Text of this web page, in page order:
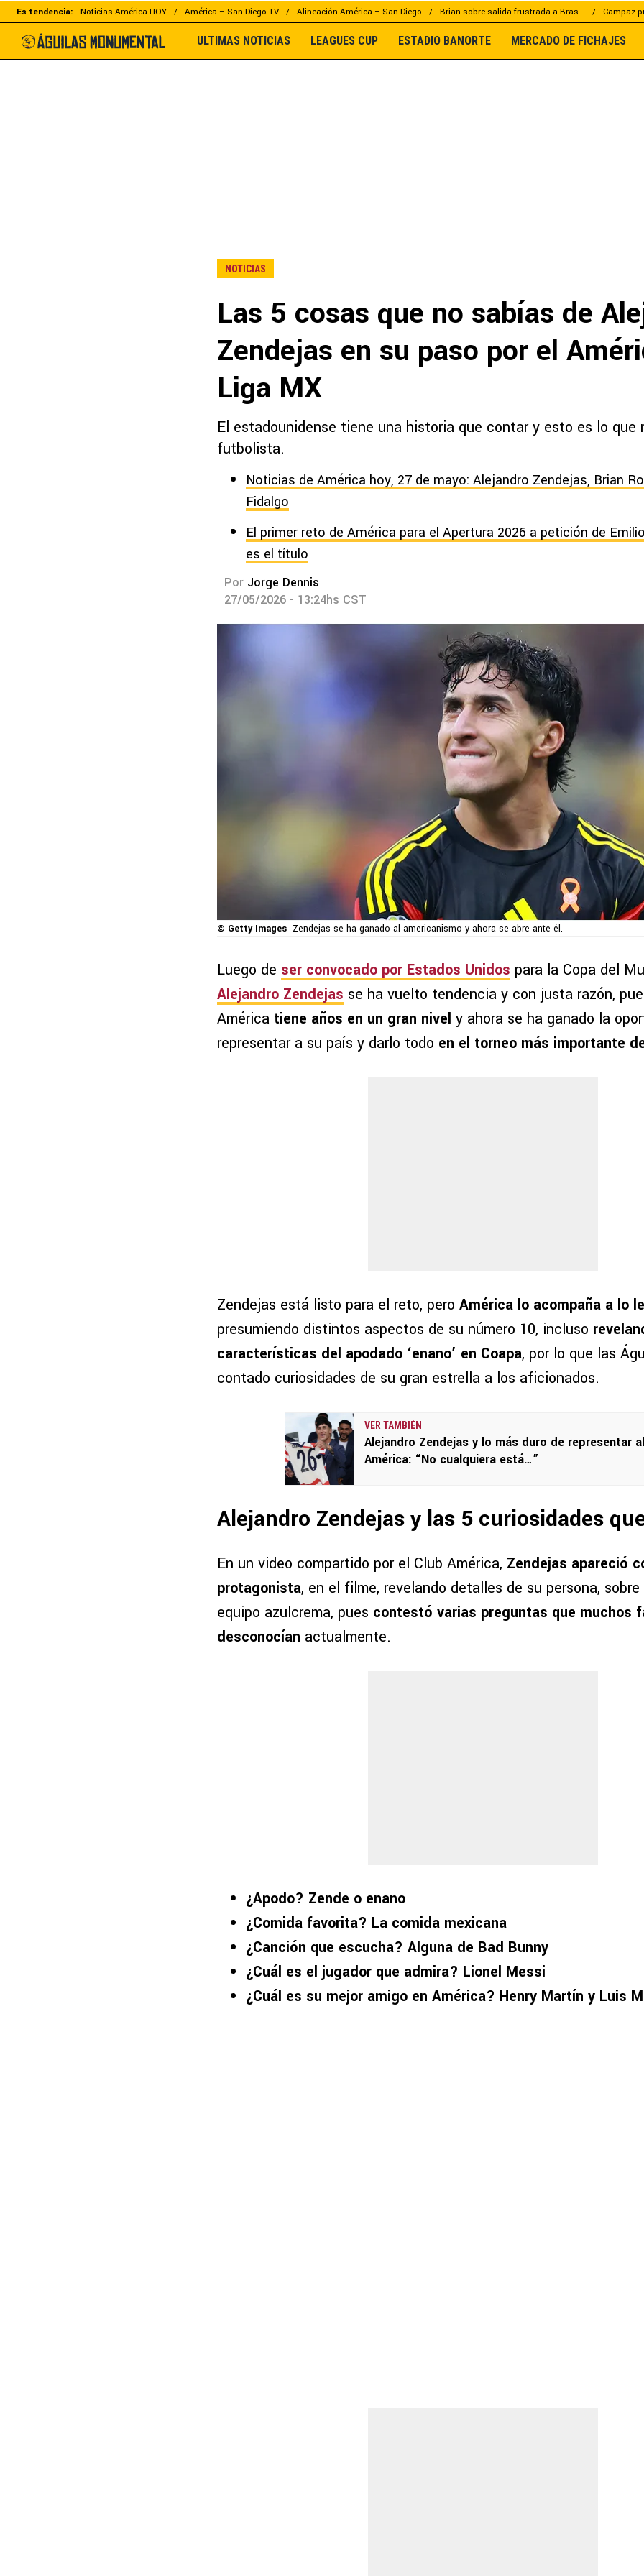
Es tendencia: Noticias América HOY América – San Diego TV Alineación América – San Diego Brian sobre salida frustrada a Bras... Campaz
ULTIMAS NOTICIAS LEAGUES CUP ESTADIO BANORTE MERCADO DE FICHAJES
NOTICIAS
Las 5 cosas que no sabías de
Zendejas en su paso por el
Liga MX
El estadounidense tiene una historia que contar y esto es lo que
futbolista.
Noticias de América hoy, 27 de mayo: Alejandro Zendejas, Brian
Fidalgo
El primer reto de América para el Apertura 2026 a petición de
es el título
Por Jorge Dennis
27/05/2026 - 13:24hs CST
© Getty Images Zendejas se ha ganado al americanismo y ahora se abre ante él.
Luego de ser convocado por Estados Unidos para la Copa del
Alejandro Zendejas se ha vuelto tendencia y con justa razón,
América tiene años en un gran nivel y ahora se ha ganado la
representar a su país y darlo todo en el torneo más importante
Zendejas está listo para el reto, pero América lo acompaña a lo
presumiendo distintos aspectos de su número 10, incluso
características del apodado ‘enano’ en Coapa, por lo que las
contado curiosidades de su gran estrella a los aficionados.
VER TAMBIÉN
Alejandro Zendejas y lo más duro de representar
América: “No cualquiera está…”
Alejandro Zendejas y las 5 curiosidades
En un video compartido por el Club América, Zendejas apareció
protagonista, en el filme, revelando detalles de su persona,
equipo azulcrema, pues contestó varias preguntas que muchos
desconocían actualmente.
¿Apodo? Zende o enano
¿Comida favorita? La comida mexicana
¿Canción que escucha? Alguna de Bad Bunny
¿Cuál es el jugador que admira? Lionel Messi
¿Cuál es su mejor amigo en América? Henry Martín y Luis